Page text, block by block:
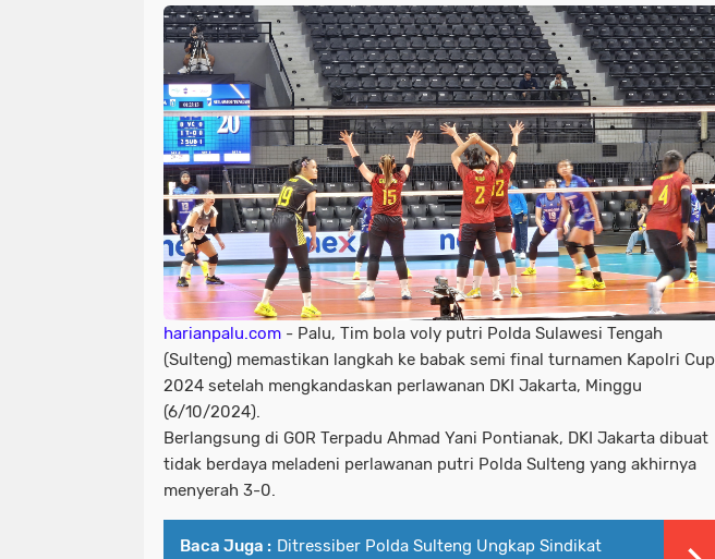
harianpalu.com - Palu, Tim bola voly putri Polda Sulawesi Tengah
(Sulteng) memastikan langkah ke babak semi final turnamen Kapolri Cup
2024 setelah mengkandaskan perlawanan DKI Jakarta, Minggu
(6/10/2024).
Berlangsung di GOR Terpadu Ahmad Yani Pontianak, DKI Jakarta dibuat
tidak berdaya meladeni perlawanan putri Polda Sulteng yang akhirnya
menyerah 3-0.
Baca Juga : Ditressiber Polda Sulteng Ungkap Sindikat